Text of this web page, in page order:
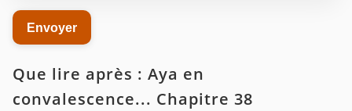
Que lire après : Aya en
convalescence... Chapitre 38